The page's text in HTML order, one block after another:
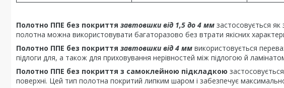
Полотно ППЕ без покриття завтовшки від 1,5 до 4 мм застосовується
полотна можна використовувати багаторазово без втрати якісних
Полотно ППЕ без покриття завтовшки від 4 мм використовується
підлоги для, а також для приховування нерівностей між підлогою й
Полотно ППЕ без покриття з самоклейною підкладкою
поверхні. Цей тип полотна покритий липким шаром і забезпечує